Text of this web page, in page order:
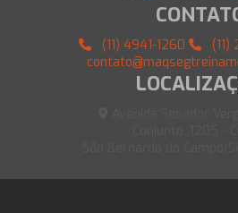
(11) 4941-1260